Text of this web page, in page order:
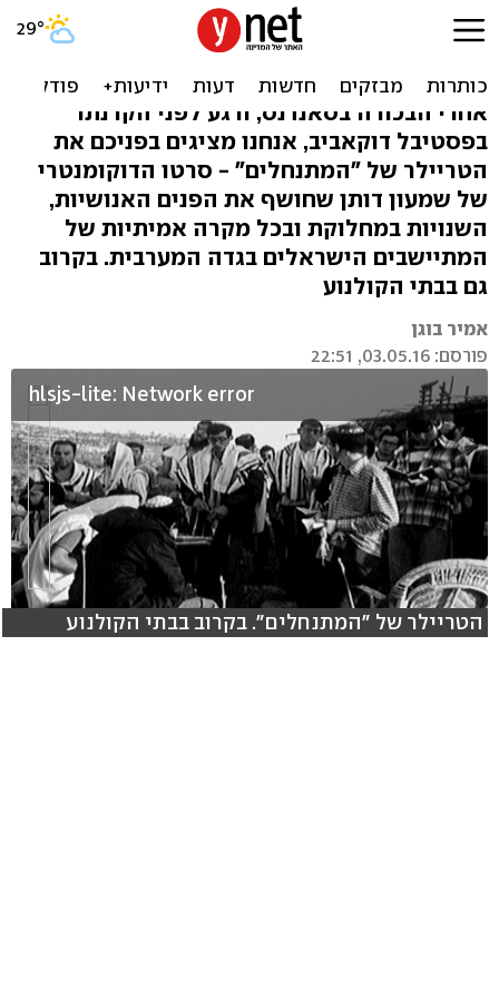
ארץ אחרת: הצצה לסרט
הדוקו "המתנחלים"
אחרי הבכורה בסאנדנס, ורגע לפני הקרנתו
בפסטיבל דוקאביב, אנחנו מציגים בפניכם את
הטריילר של "המתנחלים" - סרטו הדוקומנטרי
של שמעון דותן שחושף את הפנים האנושיות,
השנויות במחלוקת ובכל מקרה אמיתיות של
המתיישבים הישראלים בגדה המערבית. בקרוב
גם בבתי הקולנוע
אמיר בוגן
פורסם: 03.05.16, 22:51
hlsjs-lite: Network error
הטריילר של "המתנחלים". בקרוב בבתי הקולנוע